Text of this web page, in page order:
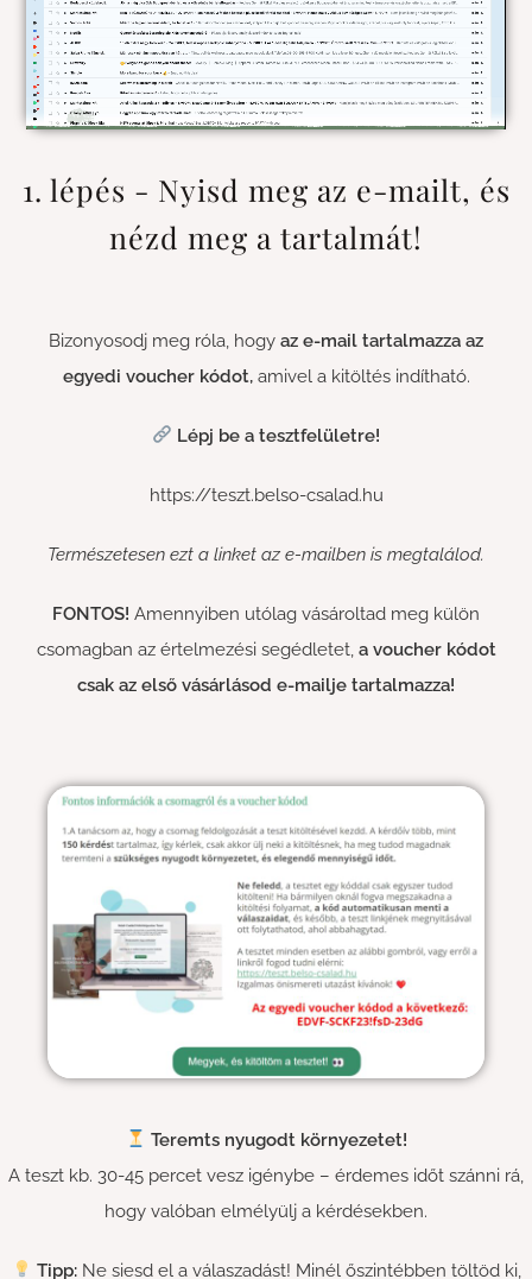
1. lépés - Nyisd meg az e-mailt, és
nézd meg a tartalmát!
Bizonyosodj meg róla, hogy az e-mail tartalmazza az
egyedi voucher kódot,amivel a kitöltés indítható.
Lépj be a tesztfelületre!
https://teszt.belso-csalad.hu
Természetesen ezt a linket az e-mailben is megtalálod.
FONTOS! Amennyiben utólag vásároltad meg külön
csomagban az értelmezési segédletet, a voucher kódot
csak az első vásárlásod e-mailje tartalmazza!
Teremts nyugodt környezetet!
A teszt kb. 30-45 percet vesz igénybe – érdemes időt szánni rá,
hogy valóban elmélyülj a kérdésekben.
Tipp:Ne siesd el a válaszadást! Minél őszintébben töltöd ki,